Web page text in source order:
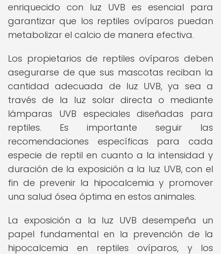
enriquecido con luz UVB es esencial para
garantizar que los reptiles ovíparos puedan
metabolizar el calcio de manera efectiva.
Los propietarios de reptiles ovíparos deben
asegurarse de que sus mascotas reciban la
cantidad adecuada de luz UVB, ya sea a
través de la luz solar directa o mediante
lámparas UVB especiales diseñadas para
reptiles. Es importante seguir las
recomendaciones específicas para cada
especie de reptil en cuanto a la intensidad y
duración de la exposición a la luz UVB, con el
fin de prevenir la hipocalcemia y promover
una salud ósea óptima en estos animales.
La exposición a la luz UVB desempeña un
papel fundamental en la prevención de la
hipocalcemia en reptiles ovíparos, y los